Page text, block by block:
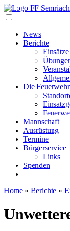
News
Berichte
Einsätze
Die Feuerwehr
Mannschaft
Ausrüstung
Termine
Bürgerservice
Links
Spenden
Home » Berichte »